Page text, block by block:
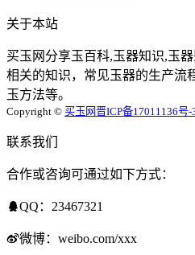
关于本站
买玉网分享玉百科,玉器知识,玉
相关的知识，常见玉器的生产流
玉方法等。
Copyright © 买玉网晋ICP备17011136号-
联系我们
合作或咨询可通过如下方式：
QQ：23467321
微博：weibo.com/xxx